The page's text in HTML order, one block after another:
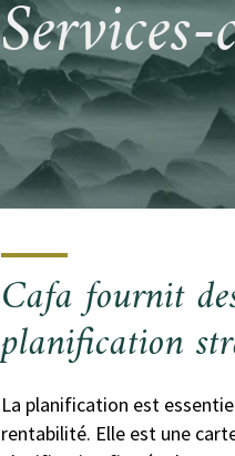
Cafafournit
planification
La planification est
rentabilité. Elle est une